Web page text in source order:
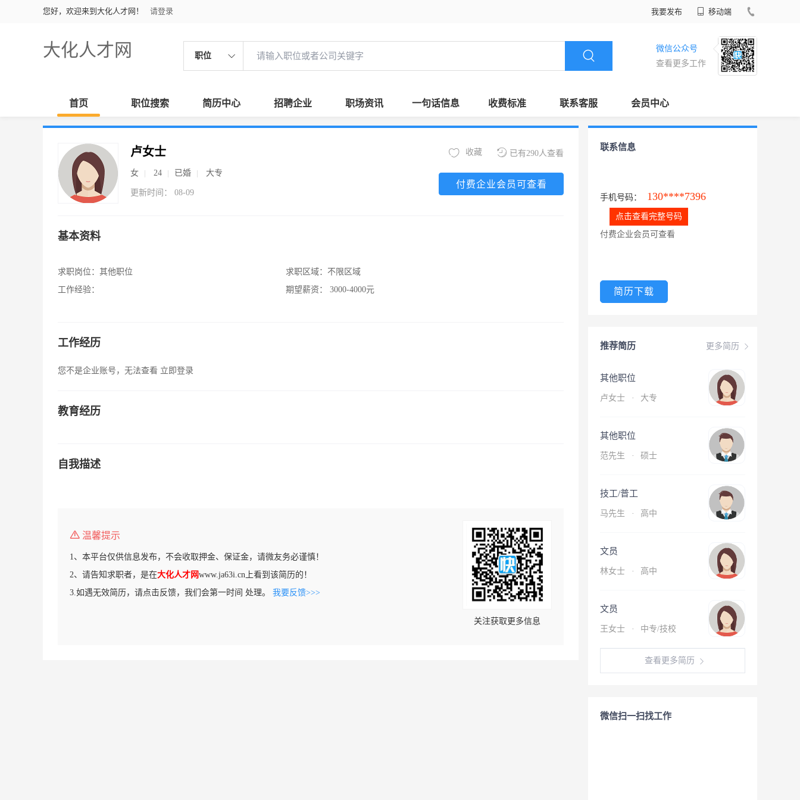
您好，欢迎来到大化人才网！ 请登录 我要发布 移动端
大化人才网 职位
微信公众号
查看更多工作
首页 职位搜索 简历中心 招聘企业 职场资讯 一句话信息 收费标准 联系客服 会员中心
卢女士
女 24 已婚 大专
更新时间： 08-09
已有290人查看
收藏
付费企业会员可查看
基本资料
求职岗位： 其他职位
工作经验：
求职区域： 不限区域
期望薪资：
3000-4000元
工作经历
您不是企业账号，无法查看 立即登录
教育经历
自我描述
温馨提示
1、本平台仅供信息发布，不会收取押金、保证金，请微友务必谨慎！
2、请告知求职者，是在大化人才网www.ja63i.cn上看到该简历的！
3.如遇无效简历，请点击反馈，我们会第一时间 处理。 我要反馈>>>
关注获取更多信息
联系信息
手机号码： 130****7396
点击查看完整号码
付费企业会员可查看
简历下载
更多简历
推荐简历
其他职位
卢女士 · 大专
其他职位
范先生 · 硕士
技工/普工
马先生 · 高中
文员
林女士 · 高中
文员
王女士 · 中专/技校
查看更多简历
微信扫一扫找工作